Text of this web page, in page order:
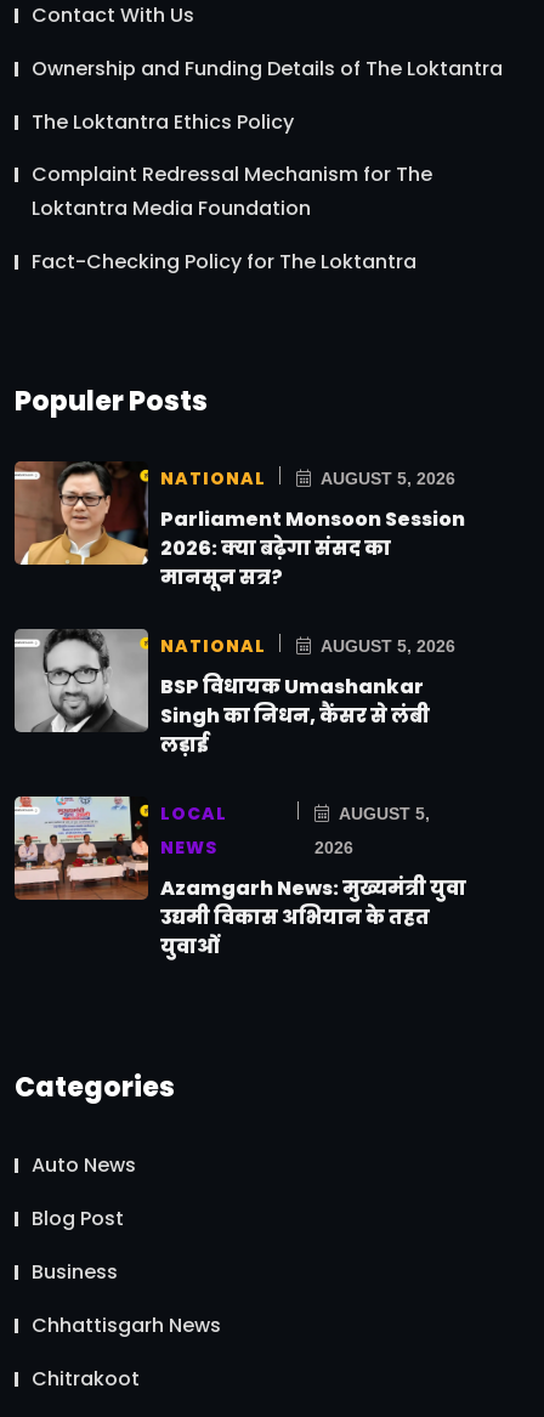
Contact With Us
Ownership and Funding Details of The Loktantra
The Loktantra Ethics Policy
Complaint Redressal Mechanism for The
Loktantra Media Foundation
Fact-Checking Policy for The Loktantra
Populer Posts
NATIONAL AUGUST 5, 2026
Parliament Monsoon Session
2026: क्या बढ़ेगा संसद का
मानसून सत्र?
NATIONAL AUGUST 5, 2026
BSP विधायक Umashankar
Singh का निधन, कैंसर से लंबी
लड़ाई
LOCAL
NEWS
AUGUST 5,
2026
Azamgarh News: मुख्यमंत्री युवा
उद्यमी विकास अभियान के तहत
युवाओं
Categories
Auto News
Blog Post
Business
Chhattisgarh News
Chitrakoot